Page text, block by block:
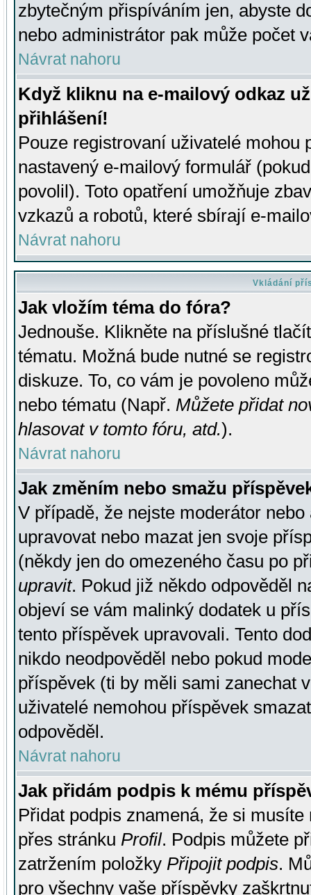
zbytečným přispíváním jen, abyste
nebo administrátor pak může počet
Návrat nahoru
Když kliknu na e-mailový odkaz
přihlášení!
Pouze registrovaní uživatelé mohou
nastavený e-mailový formulář
povolil). Toto opatření umožňuje
vzkazů a robotů, které sbírají e-
Návrat nahoru
Vkládání
Jak vložím téma do fóra?
Jednouše. Klikněte na příslušné
tématu. Možná bude nutné se
diskuze. To, co vám je povoleno
nebo tématu (Např. Můžete přidat
hlasovat v tomto fóru, atd.).
Návrat nahoru
Jak změním nebo smažu
V případě, že nejste moderátor
upravovat nebo mazat jen svoje
(někdy jen do omezeného času po
upravit. Pokud již někdo odpověděl
objeví se vám malinký dodatek u
tento příspěvek upravovali. Tento
nikdo neodpověděl nebo pokud
příspěvek (ti by měli sami zanechat
uživatelé nemohou příspěvek
odpověděl.
Návrat nahoru
Jak přidám podpis k mému
Přidat podpis znamená, že si
přes stránku Profil. Podpis můžete
zatržením položky Připojit podpis.
pro všechny vaše příspěvky